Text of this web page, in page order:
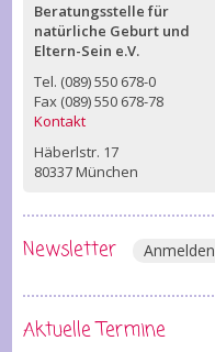
Beratungsstelle für
natürliche Geburt und
Eltern-Sein e.V.
Tel. (089) 550 678-0
Fax (089) 550 678-78
Kontakt
Häberlstr. 17
80337 München
Newsletter Anmelden
Aktuelle Termine